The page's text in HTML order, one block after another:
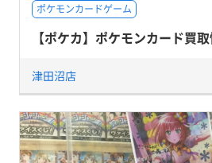
ポケモンカードゲーム
【ポケカ】ポケモンカード買
津田沼店